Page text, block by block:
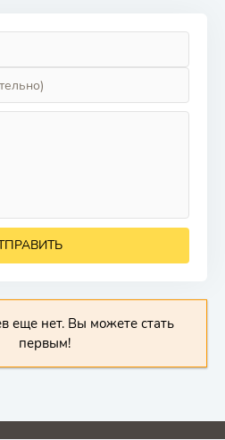
еще нет. Вы можете стать
первым!